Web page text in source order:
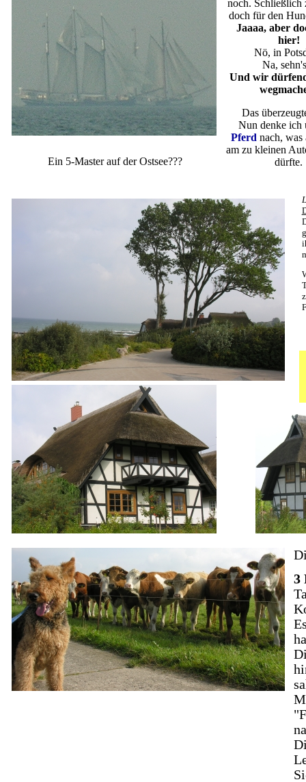
noch. Schließlich
doch für den
Jaaaa, aber
hier!
Nö, in
Na,
Und wir
Das
Nun denke ich
Pferd nach, was
am zu kleinen
dürfte.
Ein 5-Master auf der Ostsee???
3